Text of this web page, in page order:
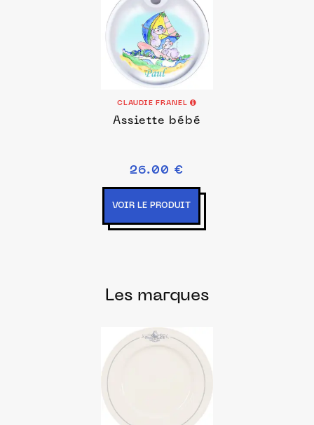
CLAUDIE FRANEL
Assiette bébé
26.00 €
VOIR LE PRODUIT
Les marques